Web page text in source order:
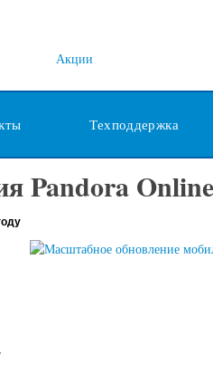
Акции
Техподдержка
Pandora